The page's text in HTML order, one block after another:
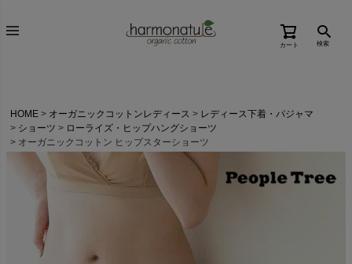
カート 検索
HOME オーガニックコットンレディース
レディース下着・パジャマ
ショーツ
ローライズ・ヒップハングショーツ
オーガニックコットン ヒップスターショーツ